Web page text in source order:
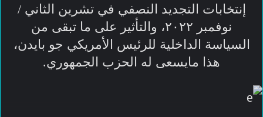
إنتخابات التجديد النصفي في تشرين الثاني /
نوفمبر ٢٠٢٢، والتأثير على ما تبقى من
السياسة الداخلية للرئيس الأمريكي جو بايدن،
هذا مايسعى له الحزب الجمهوري.